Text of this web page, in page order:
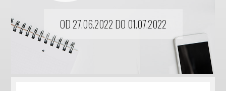
OD 27.06.2022 DO 01.07.2022